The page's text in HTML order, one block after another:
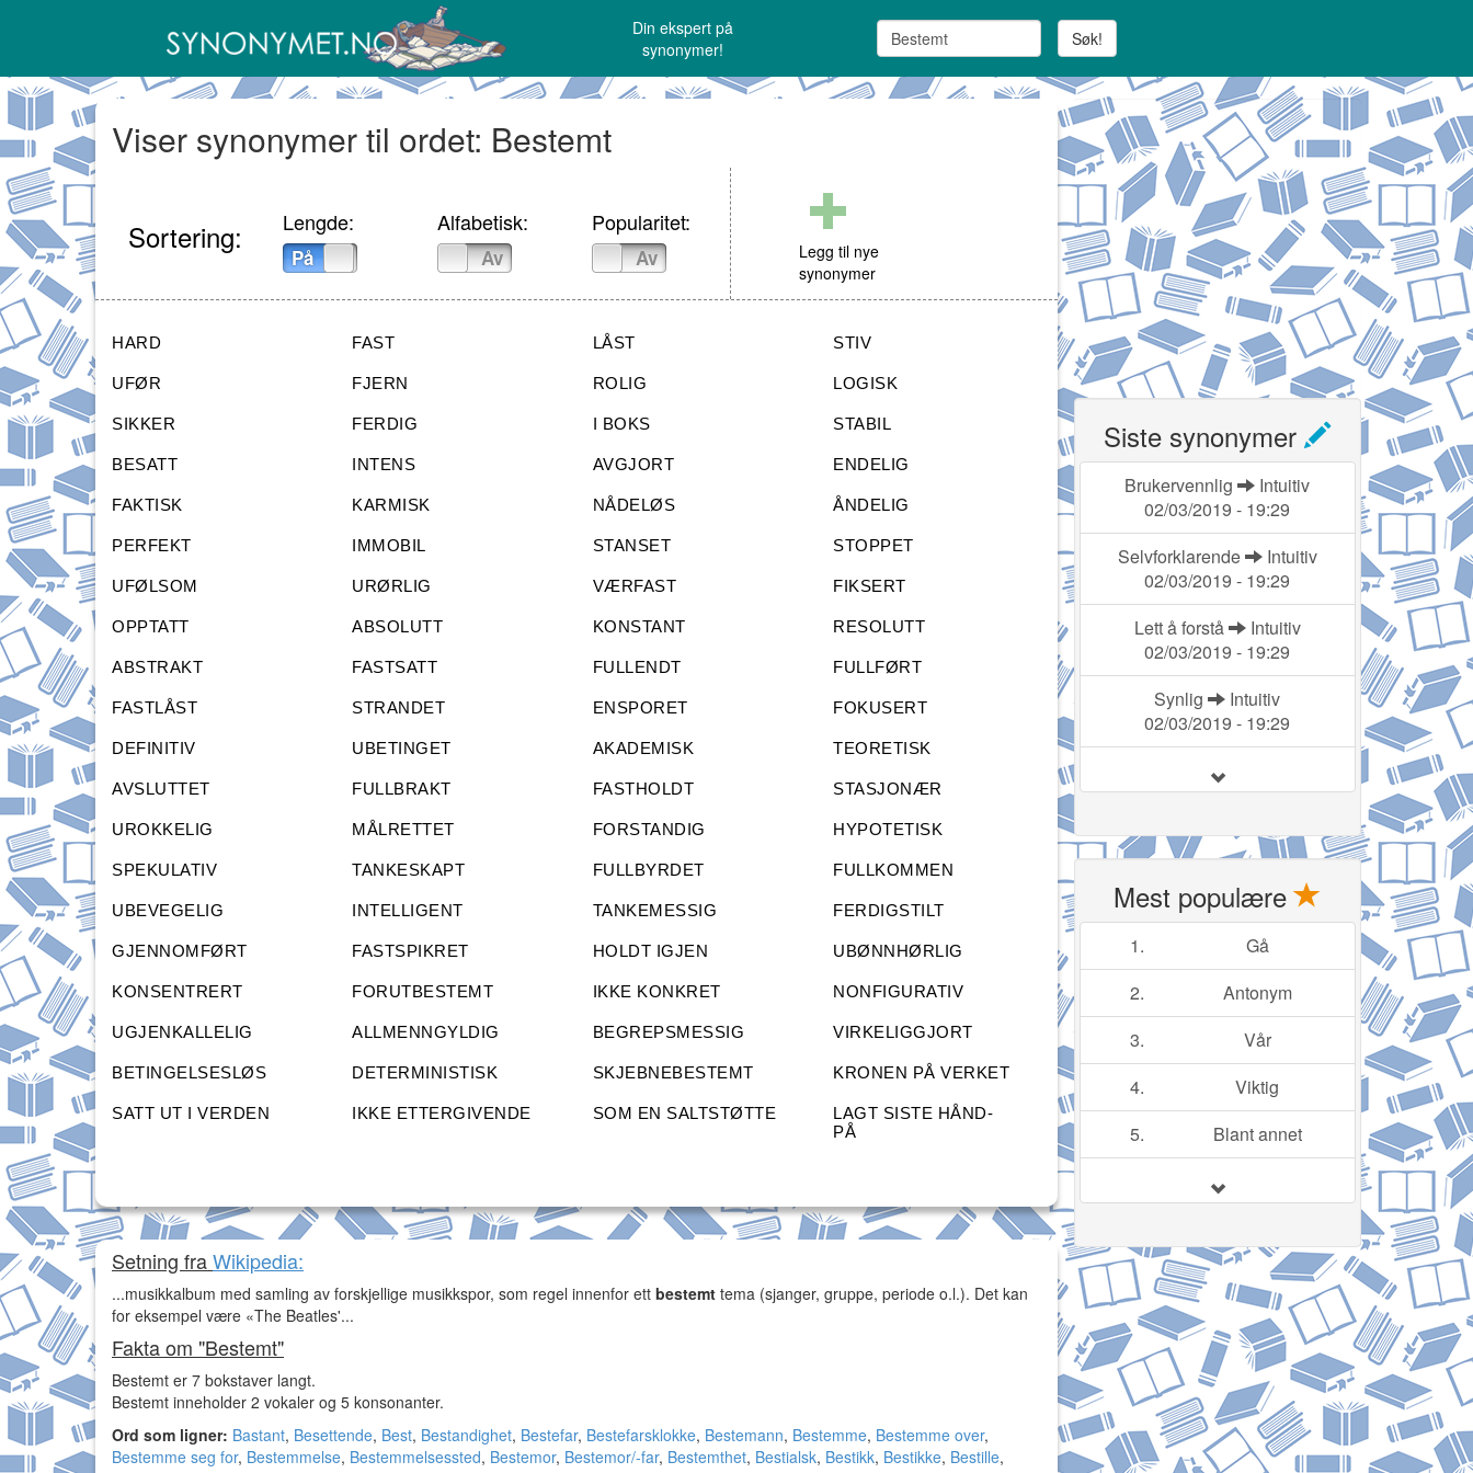
Din ekspert på
synonymer!
Søk!
Viser synonymer til ordet: Bestemt
Sortering: Lengde:
På
Alfabetisk:
Av
Popularitet:
Av
Legg til nye
synonymer
HARD FAST LÅST STIV
UFØR FJERN ROLIG LOGISK
SIKKER FERDIG I BOKS STABIL
BESATT INTENS AVGJORT ENDELIG
FAKTISK KARMISK NÅDELØS ÅNDELIG
PERFEKT IMMOBIL STANSET STOPPET
UFØLSOM URØRLIG VÆRFAST FIKSERT
OPPTATT ABSOLUTT KONSTANT RESOLUTT
ABSTRAKT FASTSATT FULLENDT FULLFØRT
FASTLÅST STRANDET ENSPORET FOKUSERT
DEFINITIV UBETINGET AKADEMISK TEORETISK
AVSLUTTET FULLBRAKT FASTHOLDT STASJONÆR
UROKKELIG MÅLRETTET FORSTANDIG HYPOTETISK
SPEKULATIV TANKESKAPT FULLBYRDET FULLKOMMEN
UBEVEGELIG INTELLIGENT TANKEMESSIG FERDIGSTILT
GJENNOMFØRT FASTSPIKRET HOLDT IGJEN UBØNNHØRLIG
KONSENTRERT FORUTBESTEMT IKKE KONKRET NONFIGURATIV
UGJENKALLELIG ALLMENNGYLDIG BEGREPSMESSIG VIRKELIGGJORT
BETINGELSESLØS DETERMINISTISK SKJEBNEBESTEMT KRONEN PÅ VERKET
SATT UT I VERDEN IKKE ETTERGIVENDE SOM EN SALTSTØTTE
LAGT SISTE HÅND-
PÅ
Setning fraWikipedia:
...musikkalbum med samling av forskjellige musikkspor, som regel innenfor ett bestemt tema (sjanger, gruppe, periode o.l.). Det kan
for eksempel være «The Beatles'...
Fakta om "Bestemt"
Bestemt er 7 bokstaver langt.
Bestemt inneholder 2 vokaler og 5 konsonanter.
Ord som ligner: Bastant, Besettende, Best, Bestandighet, Bestefar, Bestefarsklokke, Bestemann, Bestemme, Bestemme over,
Bestemme seg for, Bestemmelse, Bestemmelsessted, Bestemor, Bestemor/-far, Bestemthet, Bestialsk, Bestikk, Bestikke, Bestille,
Siste synonymer
Brukervennlig
Intuitiv
02/03/2019 - 19:29
Selvforklarende
Intuitiv
02/03/2019 - 19:29
Lett å forstå
Intuitiv
02/03/2019 - 19:29
Synlig
Intuitiv
02/03/2019 - 19:29
Mest populære
1.
Gå
2.
Antonym
3.
Vår
4.
Viktig
5.
Blant annet